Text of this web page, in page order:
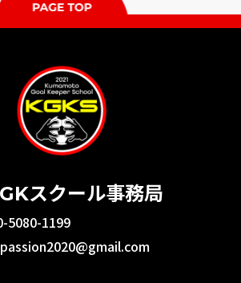
スクール事務局
5080-1199